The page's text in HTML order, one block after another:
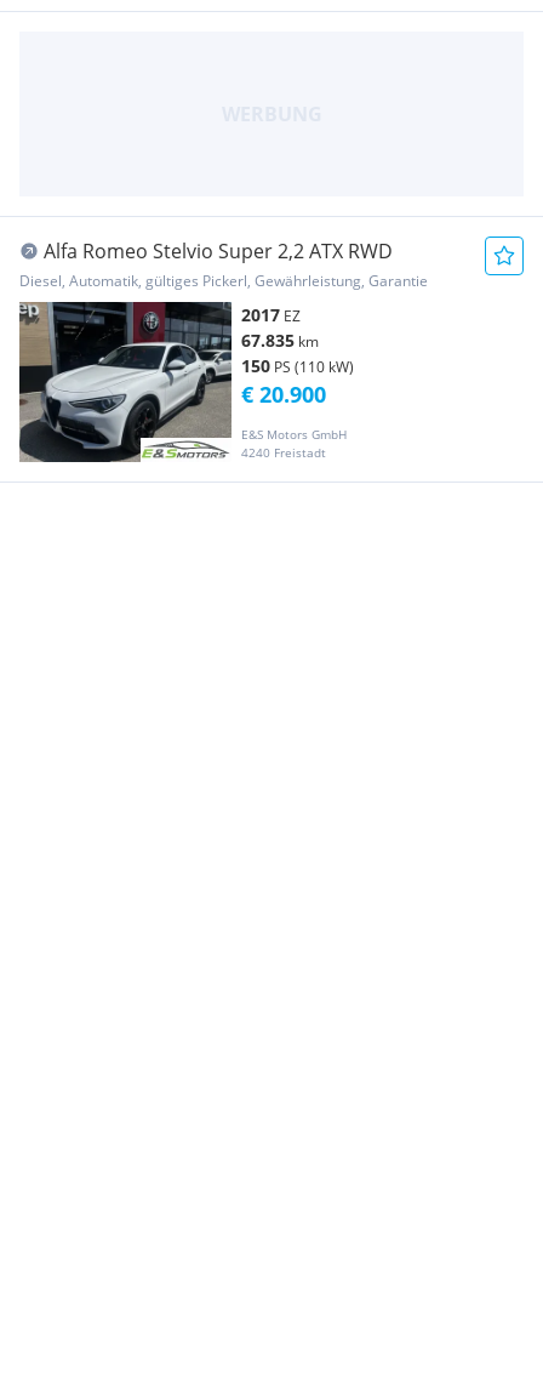
Alfa Romeo Stelvio Super 2,2 ATX RWD
Diesel, Automatik, gültiges Pickerl, Gewährleistung, Garantie
2017 EZ
67.835 km
150 PS (110 kW)
E&S Motors GmbH
4240 Freistadt
€ 20.900